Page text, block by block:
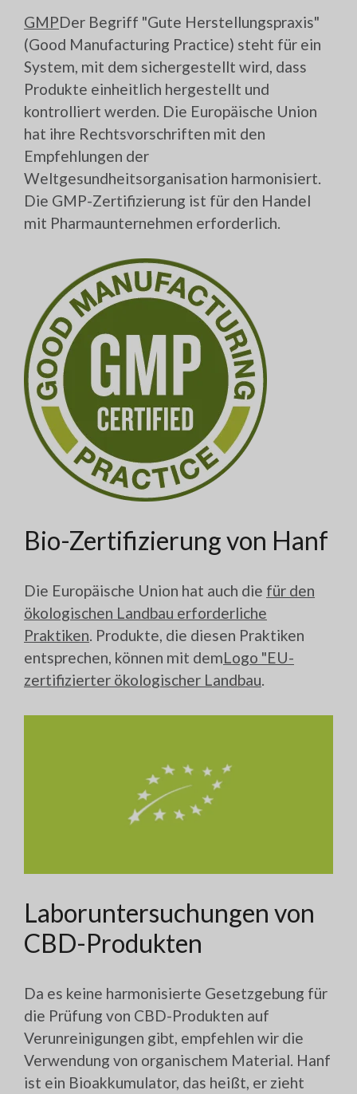
GMPDer Begriff "Gute Herstellungspraxis"
(Good Manufacturing Practice) steht für ein
System, mit dem sichergestellt wird, dass
Produkte einheitlich hergestellt und
kontrolliert werden. Die Europäische Union
hat ihre Rechtsvorschriften mit den
Empfehlungen der
Weltgesundheitsorganisation harmonisiert.
Die GMP-Zertifizierung ist für den Handel
mit Pharmaunternehmen erforderlich.
Bio-Zertifizierung von Hanf
Die Europäische Union hat auch die für den
ökologischen Landbau erforderliche
Praktiken. Produkte, die diesen Praktiken
entsprechen, können mit demLogo "EU-
zertifizierter ökologischer Landbau.
Laboruntersuchungen von
CBD-Produkten
Da es keine harmonisierte Gesetzgebung für
die Prüfung von CBD-Produkten auf
Verunreinigungen gibt, empfehlen wir die
Verwendung von organischem Material. Hanf
ist ein Bioakkumulator, das heißt, er zieht